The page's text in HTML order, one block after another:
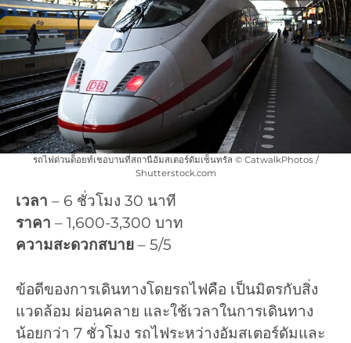
รถไฟด่วนด็อยท์เชอบานที่สถานีอัมสเตอร์ดัมเซ็นทรัล © CatwalkPhotos /
Shutterstock.com
เวลา – 6 ชั่วโมง 30 นาที
ราคา – 1,600-3,300 บาท
ความสะดวกสบาย – 5/5
ข้อดีของการเดินทางโดยรถไฟคือ เป็นมิตรกับสิ่ง
แวดล้อม ผ่อนคลาย และใช้เวลาในการเดินทาง
น้อยกว่า 7 ชั่วโมง รถไฟระหว่างอัมสเตอร์ดัมและ